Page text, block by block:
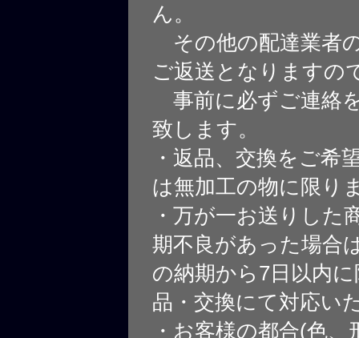
ん。
その他の配達業者
ご返送となりますの
事前に必ずご連絡
致します。
・返品、交換をご希
は無加工の物に限り
・万が一お送りした
期不良があった場合
の納期から7日以内
品・交換にて対応い
・お客様の都合(色、